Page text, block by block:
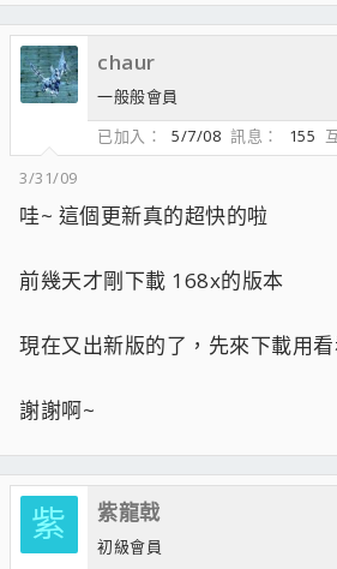
chaur
一般般會員
已加入
5/7/08 訊息 155
3/31/09
哇~ 這個更新真的超快的啦
前幾天才剛下載 168x的版本
現在又出新版的了，先來下載用
謝謝啊~
紫 紫龍戟
初級會員